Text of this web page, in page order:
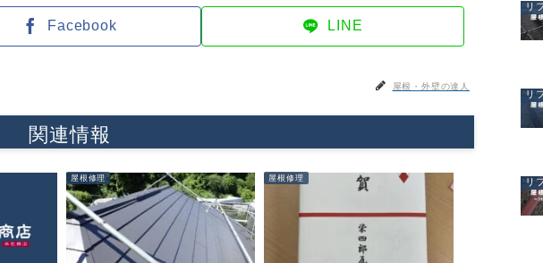
Facebook LINE
屋根・外壁の達人
関連情報
屋根修理 屋根修理
リ
リ
リ